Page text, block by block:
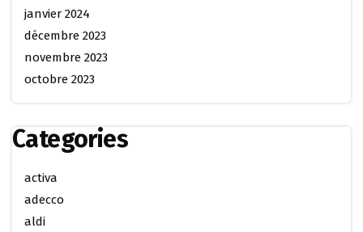
janvier 2024
décembre 2023
novembre 2023
octobre 2023
Categories
activa
adecco
aldi